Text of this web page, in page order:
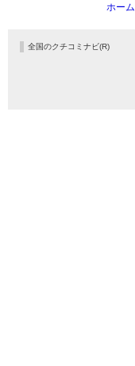
ホーム
全国のクチコミナビ(R)